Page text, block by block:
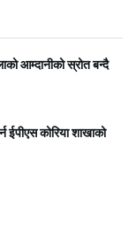
आम्दानीको स्रोत बन्दै
ईपीएस कोरिया शाखाको